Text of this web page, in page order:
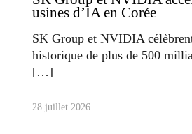
usines d’IA en Corée
SK Group et NVIDIA
historique de plus de 500
28 juillet 2026